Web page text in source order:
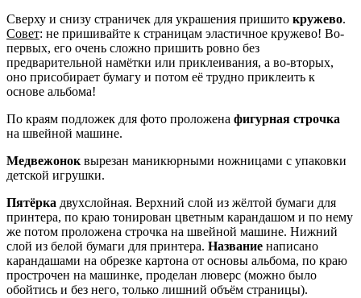
Сверху и снизу страничек для украшения пришито кружево.
Совет: не пришивайте к страницам эластичное кружево! Во-
первых, его очень сложно пришить ровно без
предварительной намётки или приклеивания, а во-вторых,
оно присобирает бумагу и потом её трудно приклеить к
основе альбома!
По краям подложек для фото проложена фигурная строчка
на швейной машине.
Медвежонок вырезан маникюрными ножницами с упаковки
детской игрушки.
Пятёрка двухслойная. Верхний слой из жёлтой бумаги для
принтера, по краю тонирован цветным карандашом и по нему
же потом проложена строчка на швейной машине. Нижний
слой из белой бумаги для принтера. Название написано
карандашами на обрезке картона от основы альбома, по краю
прострочен на машинке, проделан люверс (можно было
обойтись и без него, только лишний объём страницы).